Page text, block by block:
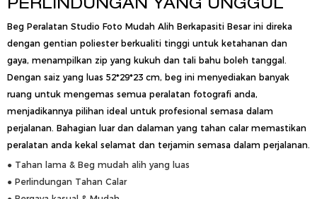
PERLINDUNGAN YANG UNGGUL
Beg Peralatan Studio Foto Mudah Alih Berkapasiti Besar ini direka
dengan gentian poliester berkualiti tinggi untuk ketahanan dan
gaya, menampilkan zip yang kukuh dan tali bahu boleh tanggal.
Dengan saiz yang luas 52*29*23 cm, beg ini menyediakan banyak
ruang untuk mengemas semua peralatan fotografi anda,
menjadikannya pilihan ideal untuk profesional semasa dalam
perjalanan. Bahagian luar dan dalaman yang tahan calar memastikan
peralatan anda kekal selamat dan terjamin semasa dalam perjalanan.
● Tahan lama & Beg mudah alih yang luas
● Perlindungan Tahan Calar